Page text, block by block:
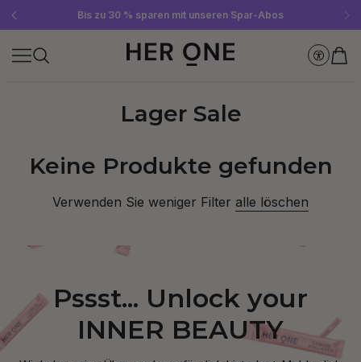
Gratis SLEEP WELL ab 69 € MBW - nur solange der Vorrat reicht!
Jetzt Newsletter abonnieren und 10 €-Gutschein sichern
Bis zu 30 % sparen mit unseren Spar-Abos
Lager Sale
Keine Produkte gefunden
Verwenden Sie weniger Filter alle löschen
Pssst... Unlock your
INNER BEAUTY